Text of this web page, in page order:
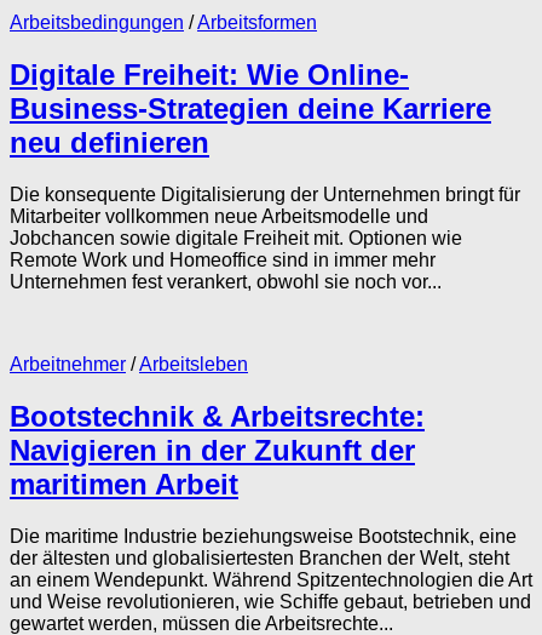
Arbeitsbedingungen /Arbeitsformen
Digitale Freiheit: Wie Online-
Business-Strategien deine Karriere
neu definieren
Die konsequente Digitalisierung der Unternehmen bringt für
Mitarbeiter vollkommen neue Arbeitsmodelle und
Jobchancen sowie digitale Freiheit mit. Optionen wie
Remote Work und Homeoffice sind in immer mehr
Unternehmen fest verankert, obwohl sie noch vor...
Arbeitnehmer /Arbeitsleben
Bootstechnik & Arbeitsrechte:
Navigieren in der Zukunft der
maritimen Arbeit
Die maritime Industrie beziehungsweise Bootstechnik, eine
der ältesten und globalisiertesten Branchen der Welt, steht
an einem Wendepunkt. Während Spitzentechnologien die Art
und Weise revolutionieren, wie Schiffe gebaut, betrieben und
gewartet werden, müssen die Arbeitsrechte...